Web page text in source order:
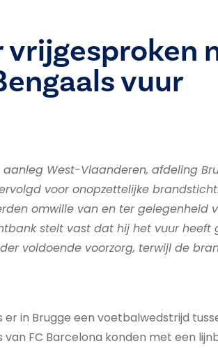
vuur
West-Vlaanderen, afdeling
voor onopzettelijke
omwille van en ter gelegenheid
stelt vast dat hij het vuur
voldoende voorzorg, terwijl de
in Brugge een voetbalwedstrijd
FC Barcelona konden met een